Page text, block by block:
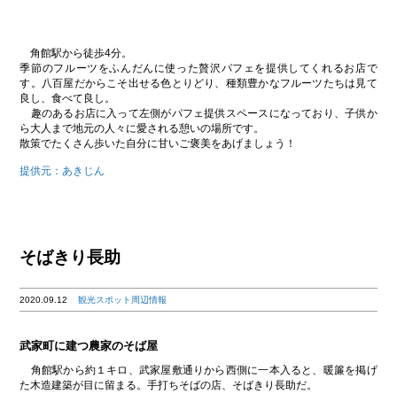
角館駅から徒歩4分。
季節のフルーツをふんだんに使った贅沢パフェを提供してくれるお店で
す。八百屋だからこそ出せる色とりどり、種類豊かなフルーツたちは見て
良し、食べて良し。
趣のあるお店に入って左側がパフェ提供スペースになっており、子供か
ら大人まで地元の人々に愛される憩いの場所です。
散策でたくさん歩いた自分に甘いご褒美をあげましょう！
提供元：あきじん
そばきり長助
2020.09.12観光スポット周辺情報
武家町に建つ農家のそば屋
角館駅から約１キロ、武家屋敷通りから西側に一本入ると、暖簾を掲げ
た木造建築が目に留まる。手打ちそばの店、そばきり長助だ。